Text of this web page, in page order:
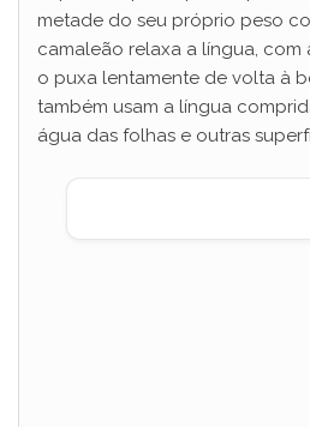
metade do seu próprio peso
camaleão relaxa a língua, com
o puxa lentamente de volta à
também usam a língua
água das folhas e outras